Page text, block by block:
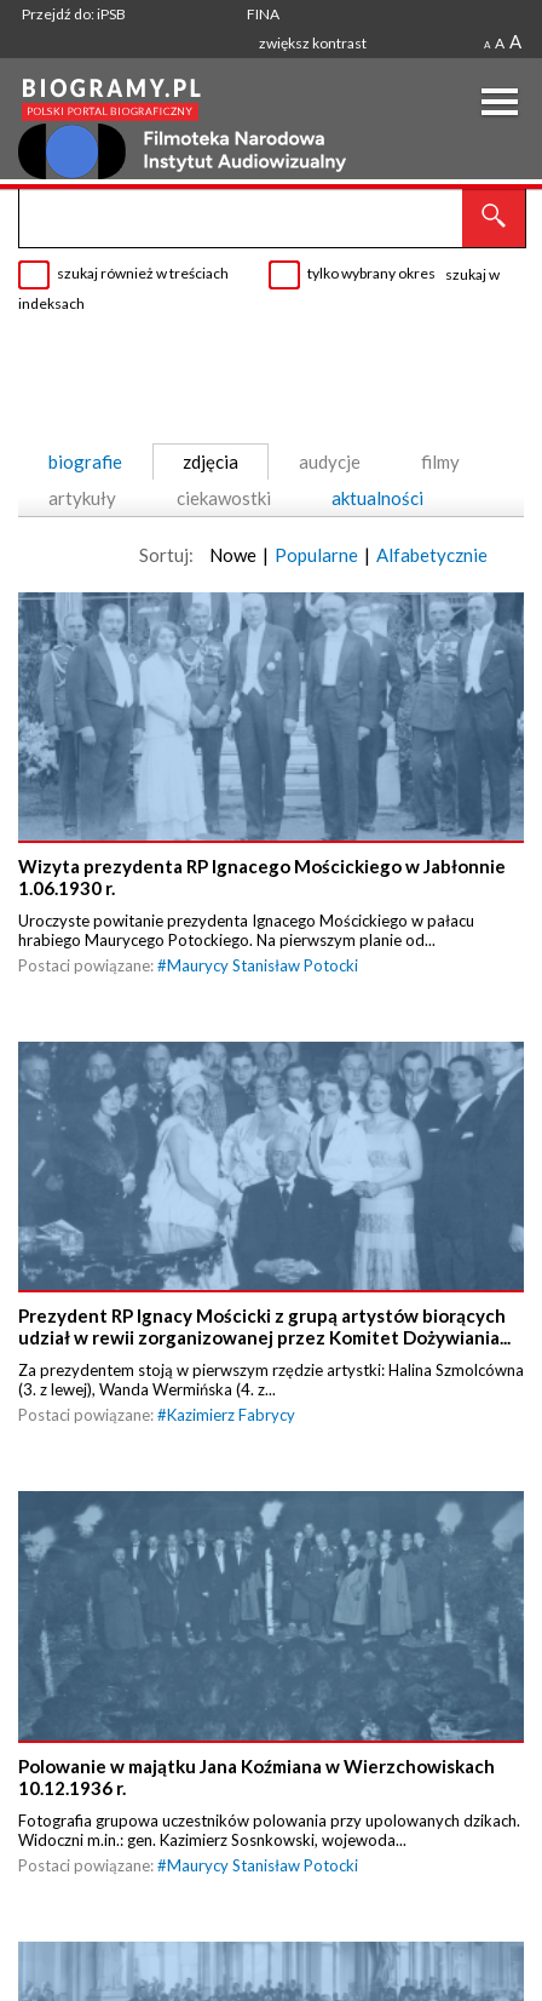
Przejdź do: iPSB
FINA
zwiększ kontrast
A A A
szukaj również w treściach tylko wybrany okres
szukaj w
indeksach
biografie zdjęcia audycje
filmy
artykuły
ciekawostki aktualności
Sortuj: Nowe | Popularne | Alfabetycznie
Wizyta prezydenta RP Ignacego Mościckiego w Jabłonnie
1.06.1930 r.
Uroczyste powitanie prezydenta Ignacego Mościckiego w pałacu
hrabiego Maurycego Potockiego. Na pierwszym planie od...
Postaci powiązane:#Maurycy Stanisław Potocki
Prezydent RP Ignacy Mościcki z grupą artystów biorących
udział w rewii zorganizowanej przez Komitet Dożywiania...
Za prezydentem stoją w pierwszym rzędzie artystki: Halina Szmolcówna
(3. z lewej), Wanda Wermińska (4. z...
Postaci powiązane:#Kazimierz Fabrycy
Polowanie w majątku Jana Koźmiana w Wierzchowiskach
10.12.1936 r.
Fotografia grupowa uczestników polowania przy upolowanych dzikach.
Widoczni m.in.: gen. Kazimierz Sosnkowski, wojewoda...
Postaci powiązane:#Maurycy Stanisław Potocki